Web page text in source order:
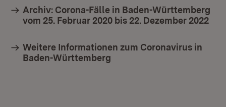
Archiv: Corona-Fälle in Baden-Württemberg
vom 25. Februar 2020 bis 22. Dezember 2022
Weitere Informationen zum Coronavirus in
Baden-Württemberg